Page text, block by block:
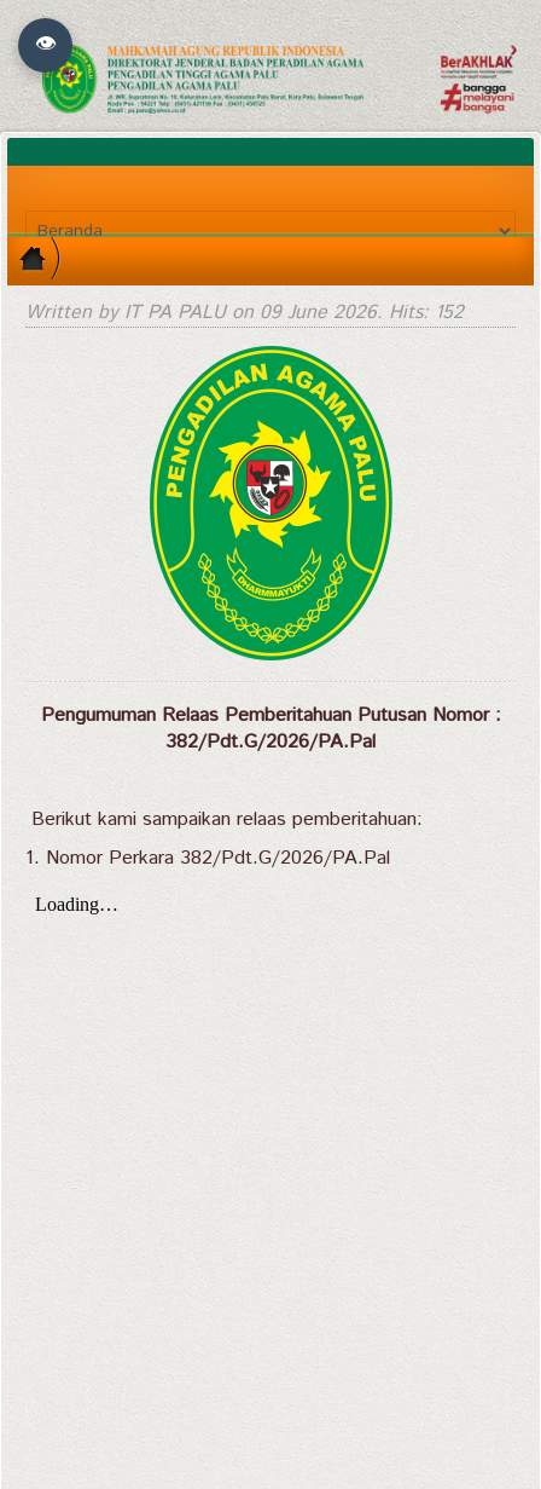
Written by IT PA PALU on 09 June 2026. Hits: 152
Pengumuman Relaas Pemberitahuan Putusan Nomor :
382/Pdt.G/2026/PA.Pal
Berikut kami sampaikan relaas pemberitahuan:
1. Nomor Perkara 382/Pdt.G/2026/PA.Pal
👁